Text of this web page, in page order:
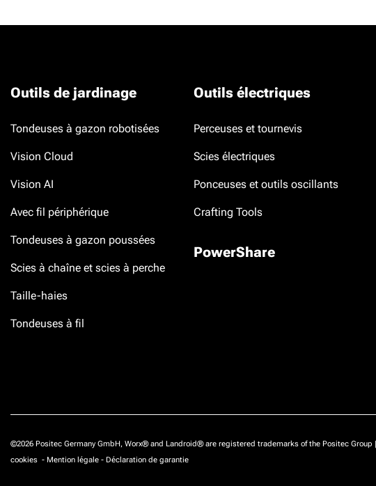
Outils de jardinage
Tondeuses à gazon robotisées
Vision Cloud
Vision AI
Avec fil périphérique
Tondeuses à gazon poussées
Scies à chaîne et scies à perche
Taille-haies
Tondeuses à fil
Outils électriques
Perceuses et tournevis
Scies électriques
Ponceuses et outils oscillants
Crafting Tools
PowerShare
©2026 Positec Germany GmbH, Worx® and Landroid® are registered trademarks of the Positec Group |
cookies - Mention légale - Déclaration de garantie